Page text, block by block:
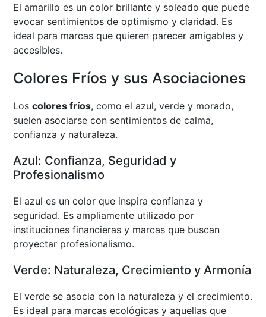
El amarillo es un color brillante y soleado que puede
evocar sentimientos de optimismo y claridad. Es
ideal para marcas que quieren parecer amigables y
accesibles.
Colores Fríos y sus Asociaciones
Loscolores fríos, como el azul, verde y morado,
suelen asociarse con sentimientos de calma,
confianza y naturaleza.
Azul: Confianza, Seguridad y
Profesionalismo
El azul es un color que inspira confianza y
seguridad. Es ampliamente utilizado por
instituciones financieras y marcas que buscan
proyectar profesionalismo.
Verde: Naturaleza, Crecimiento y Armonía
El verde se asocia con la naturaleza y el crecimiento.
Es ideal para marcas ecológicas y aquellas que